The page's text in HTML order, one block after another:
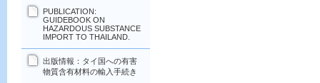
PUBLICATION:
GUIDEBOOK ON
HAZARDOUS SUBSTANCE
IMPORT TO THAILAND.
出版情報：タイ国への有害
物質含有材料の輸入手続き